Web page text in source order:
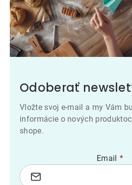
Odoberať
Vložte svoj e-mail a my Vám
informácie o nových
shope.
Email